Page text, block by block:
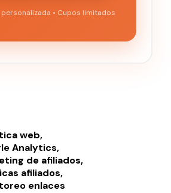
• Cupos limitados
web
Analytics
de afiliados
afiliados
enlaces